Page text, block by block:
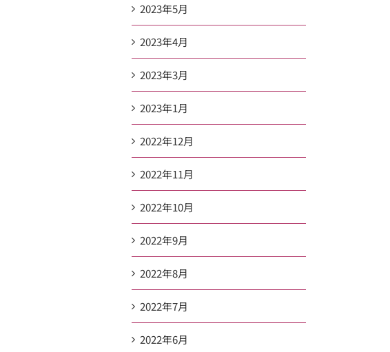
2023年5月
2023年4月
2023年3月
2023年1月
2022年12月
2022年11月
2022年10月
2022年9月
2022年8月
2022年7月
2022年6月